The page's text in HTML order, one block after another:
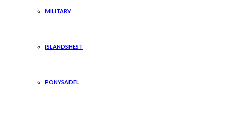
MILITARY
ISLANDSHEST
PONYSADEL